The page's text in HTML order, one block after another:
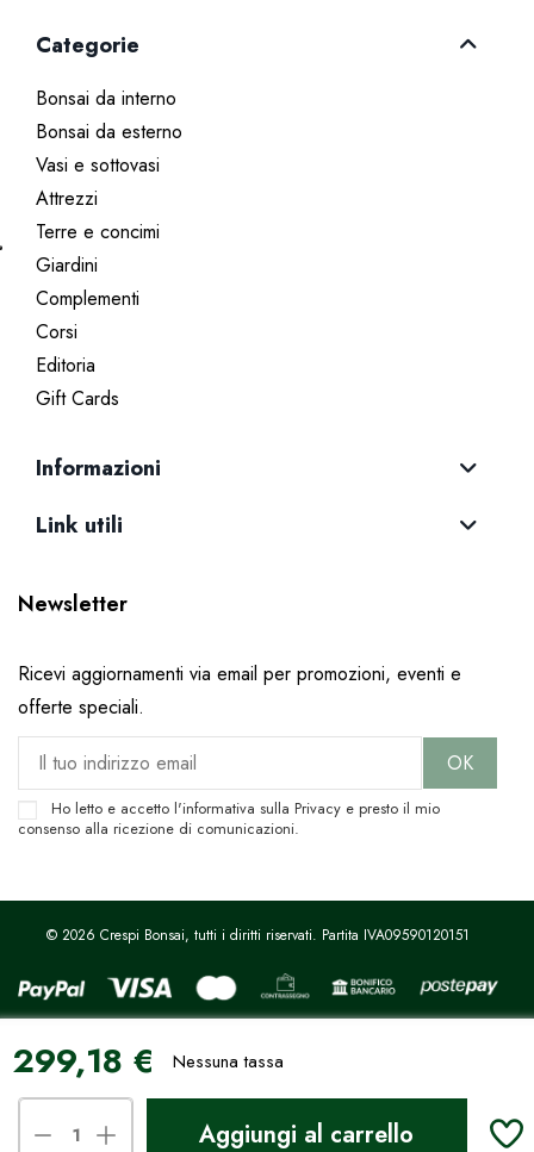
299,18 € Nessuna tassa
Aggiungi al carrello
Categorie
Bonsai da interno
Bonsai da esterno
Vasi e sottovasi
Attrezzi
Terre e concimi
Giardini
Complementi
Corsi
Editoria
Gift Cards
Informazioni
Link utili
Newsletter
Ricevi aggiornamenti via email per promozioni, eventi e
offerte speciali.
Ho letto e accetto l'informativa sulla Privacy e presto il mio
consenso alla ricezione di comunicazioni.
© 2026 Crespi Bonsai, tutti i diritti riservati. Partita IVA09590120151
Sito protetto da reCAPTCHA.Privacy -Termini e condizioni
Le tue preferenze relative alla privacy